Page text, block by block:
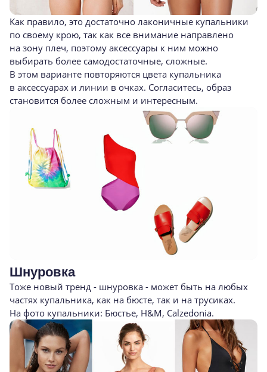
Как правило, это достаточно лаконичные купальники
по своему крою, так как все внимание направлено
на зону плеч, поэтому аксессуары к ним можно
выбирать более самодостаточные, сложные.
В этом варианте повторяются цвета купальника
в аксессуарах и линии в очках. Согласитесь, образ
становится более сложным и интересным.
Шнуровка
Тоже новый тренд - шнуровка - может быть на любых
частях купальника, как на бюсте, так и на трусиках.
На фото купальники: Бюстье, H&M, Calzedonia.